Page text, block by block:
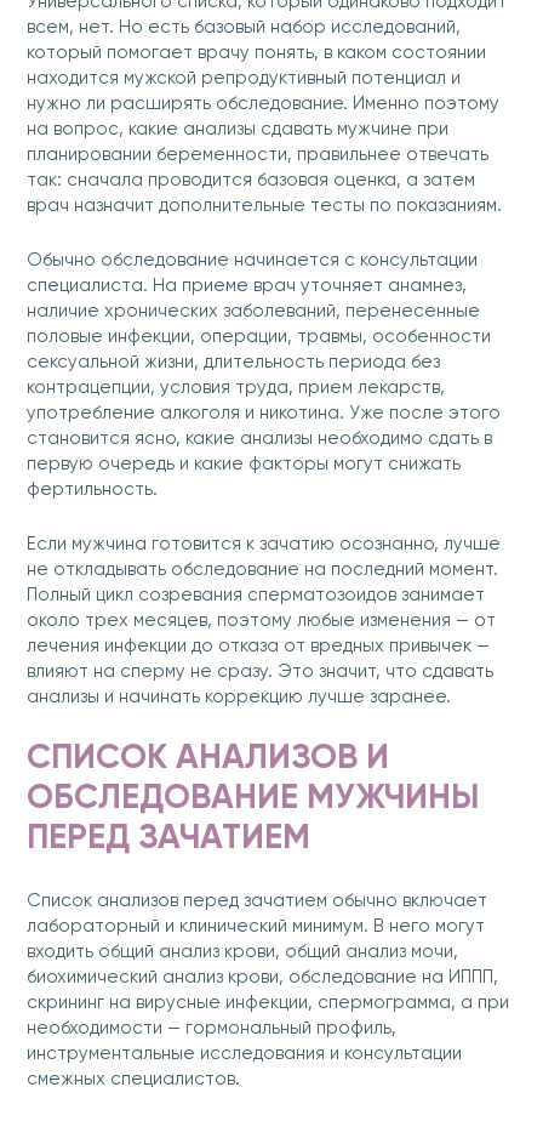
всем, нет. Но есть базовый набор исследований,
который помогает врачу понять, в каком состоянии
находится мужской репродуктивный потенциал и
нужно ли расширять обследование. Именно поэтому
на вопрос, какие анализы сдавать мужчине при
планировании беременности, правильнее отвечать
так: сначала проводится базовая оценка, а затем
врач назначит дополнительные тесты по показаниям.
Обычно обследование начинается с консультации
специалиста. На приеме врач уточняет анамнез,
наличие хронических заболеваний, перенесенные
половые инфекции, операции, травмы, особенности
сексуальной жизни, длительность периода без
контрацепции, условия труда, прием лекарств,
употребление алкоголя и никотина. Уже после этого
становится ясно, какие анализы необходимо сдать в
первую очередь и какие факторы могут снижать
фертильность.
Если мужчина готовится к зачатию осознанно, лучше
не откладывать обследование на последний момент.
Полный цикл созревания сперматозоидов занимает
около трех месяцев, поэтому любые изменения — от
лечения инфекции до отказа от вредных привычек —
влияют на сперму не сразу. Это значит, что сдавать
анализы и начинать коррекцию лучше заранее.
СПИСОК АНАЛИЗОВ И
ОБСЛЕДОВАНИЕ МУЖЧИНЫ
ПЕРЕД ЗАЧАТИЕМ
Список анализов перед зачатием обычно включает
лабораторный и клинический минимум. В него могут
входить общий анализ крови, общий анализ мочи,
биохимический анализ крови, обследование на ИППП,
скрининг на вирусные инфекции, спермограмма, а при
необходимости — гормональный профиль,
инструментальные исследования и консультации
смежных специалистов.